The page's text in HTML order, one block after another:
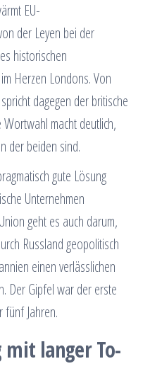
EU-
der Leyen bei der
historischen
Herzen Londons. Von
dagegen der britische
Wortwahl macht deutlich,
der beiden sind.
gute Lösung
Unternehmen
geht es auch darum,
Russland geopolitisch
einen verlässlichen
Der Gipfel war der erste
fünf Jahren.
langer To-